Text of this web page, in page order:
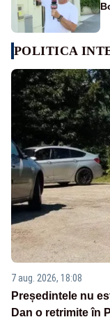
POLITICA
7 aug. 2026, 18:08
Președintele nu
Dan o retrimite în